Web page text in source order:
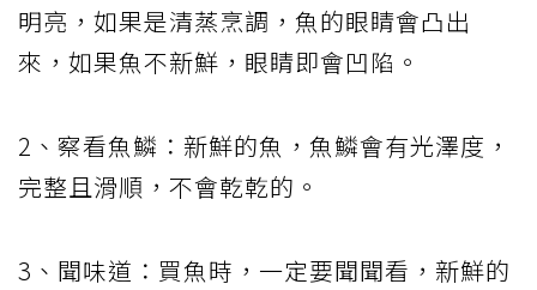
明亮，如果是清蒸烹調，魚的眼睛會凸出
來，如果魚不新鮮，眼睛即會凹陷。
2、察看魚鱗：新鮮的魚，魚鱗會有光澤度，
完整且滑順，不會乾乾的。
3、聞味道：買魚時，一定要聞聞看，新鮮的